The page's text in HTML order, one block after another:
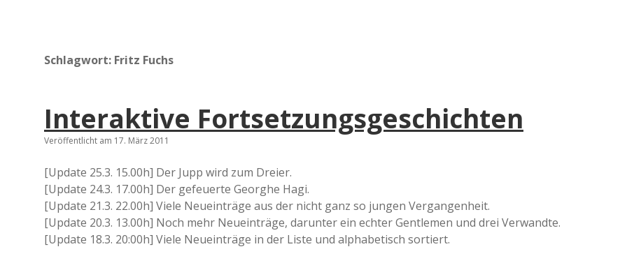
n
r
Schlagwort: Fritz Fuchs
Interaktive Fortsetzungsgeschichten
Veröffentlicht am 17. März 2011
[Update 25.3. 15.00h] Der Jupp wird zum Dreier.
[Update 24.3. 17.00h] Der gefeuerte Georghe Hagi.
[Update 21.3. 22.00h] Viele Neueinträge aus der nicht ganz so jungen Vergangenheit.
[Update 20.3. 13.00h] Noch mehr Neueinträge, darunter ein echter Gentlemen und drei Verwandte.
[Update 18.3. 20:00h] Viele Neueinträge in der Liste und alphabetisch sortiert.